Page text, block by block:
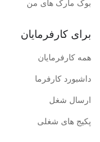
بوک مارک های من
برای کارفرمایان
همه کارفرمایان
داشبورد کارفرما
ارسال شغل
پکیج های شغلی